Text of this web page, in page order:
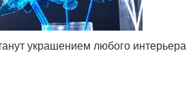
украшением любого интерьера